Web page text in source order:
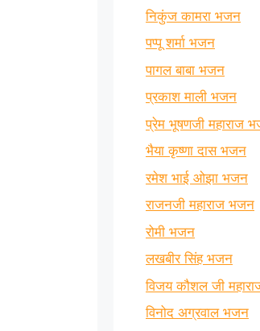
निकुंज कामरा भजन
पप्पू शर्मा भजन
पागल बाबा भजन
प्रकाश माली भजन
प्रेम भूषणजी महाराज
भैया कृष्णा दास भजन
रमेश भाई ओझा भजन
राजनजी महाराज भजन
रोमी भजन
लखबीर सिंह भजन
विजय कौशल जी
विनोद अग्रवाल भजन